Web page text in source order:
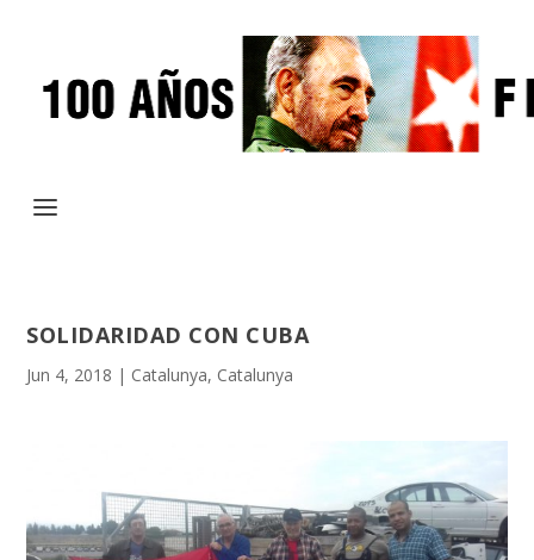
SOLIDARIDAD CON CUBA
Jun 4, 2018 | Catalunya, Catalunya